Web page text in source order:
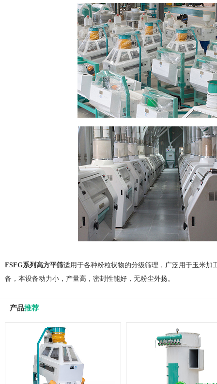
FSFG系列高方平筛适用于各种粉粒状物的分级筛理，广泛用于玉米
备，本设备动力小，产量高，密封性能好，无粉尘外扬。
产品推荐